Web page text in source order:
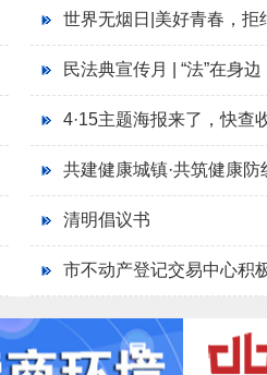
世界无烟日|美好青春，拒
民法典宣传月 | “法”在身边
4·15主题海报来了，快查
清明倡议书